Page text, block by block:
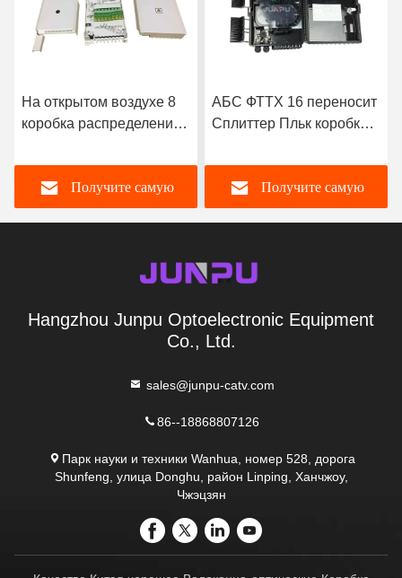
На открытом воздухе 8
коробка распределения
ядра ФТТХ в цвете
белизны 8 вне АБС ПК
Получите самую
АБС ФТТХ 16 переносит
Сплиттер Пльк коробки
сети оптического
волокна на открытом
воздухе
Получите самую
Hangzhou Junpu Optoelectronic Equipment
Co., Ltd.
sales@junpu-catv.com
86--18868807126
Парк науки и техники Wanhua, номер 528, дорога
Shunfeng, улица Donghu, район Linping, Ханчжоу,
Чжэцзян